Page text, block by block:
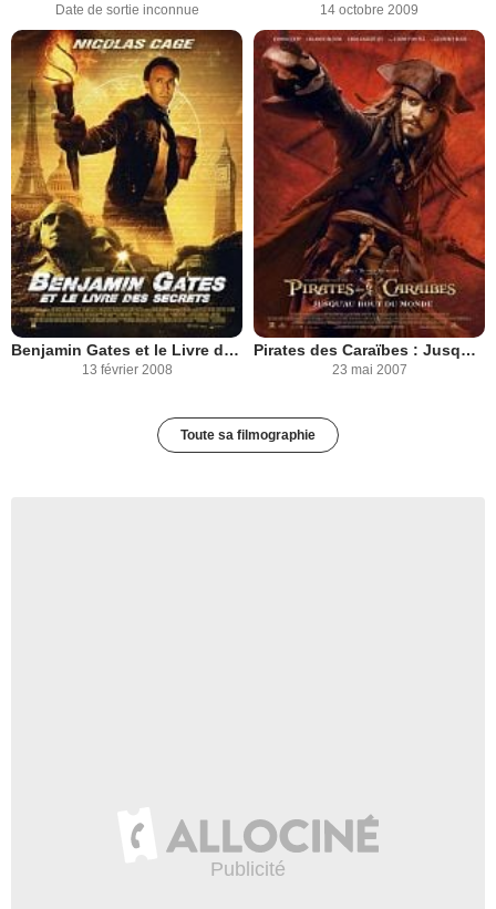
Date de sortie inconnue 14 octobre 2009
Benjamin Gates et le Livre des Secrets
13 février 2008
Pirates des Caraïbes : Jusqu'au Bout du Monde
23 mai 2007
Toute sa filmographie